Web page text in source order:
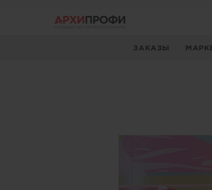
ЗАКАЗЫ